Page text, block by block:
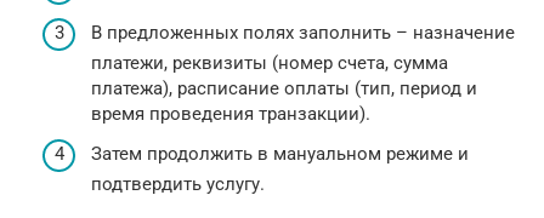
В предложенных полях заполнить – назначение
платежи, реквизиты (номер счета, сумма
платежа), расписание оплаты (тип, период и
время проведения транзакции).
Затем продолжить в мануальном режиме и
подтвердить услугу.